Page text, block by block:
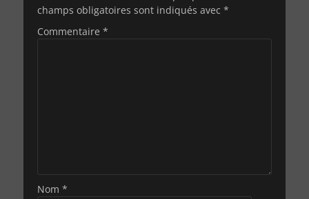
champs obligatoires sont indiqués avec *
Commentaire *
Nom *